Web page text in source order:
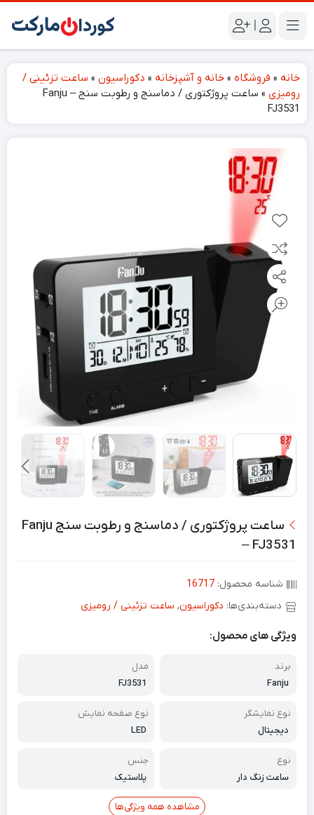
|
خانه » فروشگاه » خانه و آشپزخانه » دکوراسیون » ساعت تزئینی /
رومیزی »
ساعت پروژکتوری / دماسنج و رطوبت سنج Fanju –
FJ3531
ساعت پروژکتوری / دماسنج و رطوبت سنج Fanju
– FJ3531
شناسه محصول: 16717
دسته‌بندی‌ها: دکوراسیون, ساعت تزئینی / رومیزی
ویژگی های محصول:
برند
Fanju
مدل
FJ3531
نوع نمایشگر
دیجیتال
نوع صفحه نمایش
LED
نوع
ساعت زنگ دار
جنس
پلاستیک
مشاهده همه ویژگی‌ها